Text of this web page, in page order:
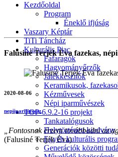
Kezdőoldal
Program
Éneklő ifjúság
Vaszary Képtár
TiTi Táncház
Kulturális Piac
Fafaragók
Hagyományőrzők
Játékkészítők
Keramikusok,
Kézművesek
Népi iparművészek
TOP-6.9.2-16 projekt
Tankatalógusok
Helytörténeti kiadvány
Egyéb kulturális
Generációk közötti
Falusiné Terjék Éva fazekas,
2020-08-06
nepiiparmuvesz
„Fontosnak érzem továbbadni az
(Falusiné Terjék Éva)